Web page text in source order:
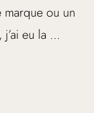
ou un
eu la ...